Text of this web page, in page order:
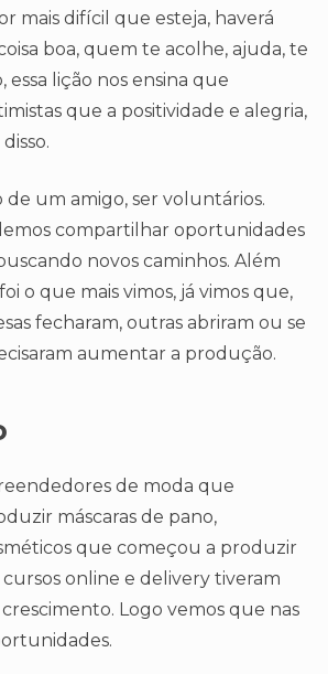
mais difícil que esteja, haverá
boa, quem te acolhe, ajuda, te
essa lição nos ensina que
que a positividade e alegria,
de um amigo, ser voluntários.
compartilhar oportunidades
novos caminhos. Além
o que mais vimos, já vimos que,
fecharam, outras abriram ou se
aumentar a produção.
de moda que
máscaras de pano,
que começou a produzir
online e delivery tiveram
Logo vemos que nas